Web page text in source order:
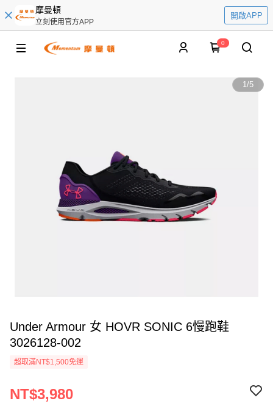
摩曼頓
立刻使用官方APP
開啟APP
0
1/5
Under Armour 女 HOVR SONIC 6慢跑鞋
3026128-002
超取滿NT$1,500免運
NT$3,980